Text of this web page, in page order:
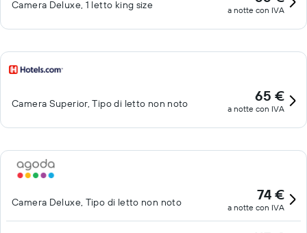
Camera Deluxe, 1 letto king size a notte con IVA
Camera Superior, Tipo di letto non noto 65 €
a notte con IVA
Camera Deluxe, Tipo di letto non noto 74 €
a notte con IVA